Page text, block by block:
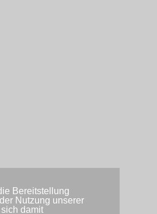
Bereitstellung
Nutzung unserer
damit